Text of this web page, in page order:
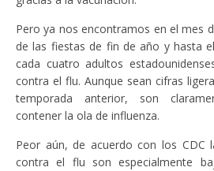
Pero ya nos encontramos en el mes
de las fiestas de fin de año y hasta
cada cuatro adultos
contra el flu. Aunque sean cifras
temporada anterior, son
contener la ola de influenza.
Peor aún, de acuerdo con los CDC
contra el flu son especialmente